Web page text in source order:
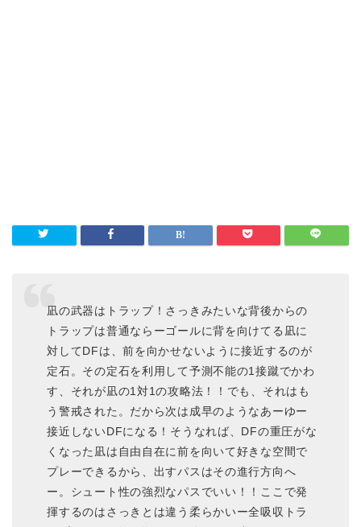
凪の武器はトラップ！さっきみたいな背後からの
トラップは普通ならーゴールに背を向けてる凪に
対してDFは、前を向かせないように接近するのが
定石。その定石を利用して予測不能の1接蹴でかわ
す、それが凪の1対1の攻略法！！でも、それはも
う警戒された。だから次は成早のようなあーゆー
接近しないDFになる！そうなれば、DFの重圧がな
くなった凪は自由自在に前を向いて好きな空間で
プレーできるから、出すパスはその進行方向へ
ー。シュート性の強烈なパスでいい！！ここで発
揮するのはさっきとは違う柔らかいー全吸収トラ